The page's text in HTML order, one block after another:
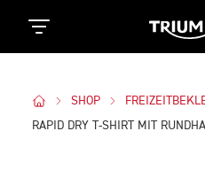
SHOP
RAPID DRY T-SHIRT MIT